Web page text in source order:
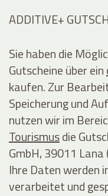
ADDITIVE+
Sie haben die
Gutscheine über ein
kaufen. Zur
Speicherung und
nutzen wir im
Tourismusdie
GmbH, 39011
Ihre Daten werden
verarbeitet und